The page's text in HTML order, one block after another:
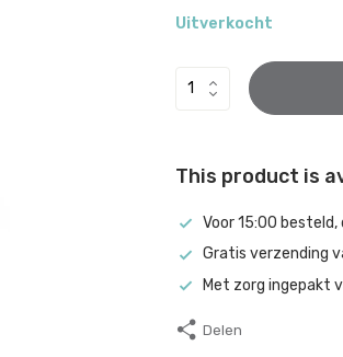
Uitverkocht
This product is
Voor 15:00
Gratis verzending
Met zorg ingepakt
Delen